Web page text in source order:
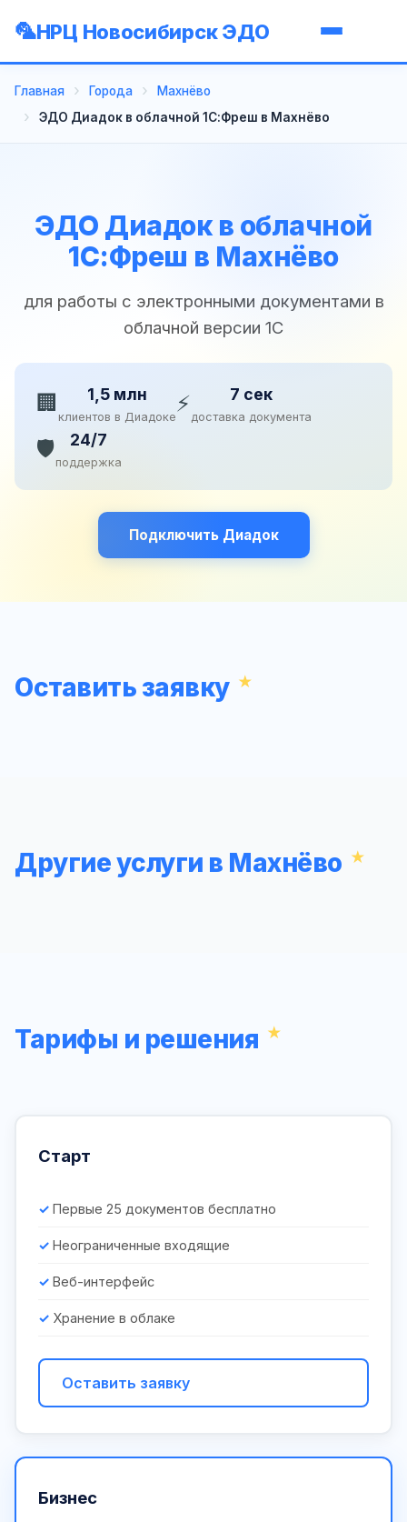
НРЦ Новосибирск ЭДО
Главная Города
Махнёво
ЭДО Диадок в облачной 1С:Фреш в Махнёво
ЭДО Диадок в облачной
1С:Фреш в Махнёво
для работы с электронными документами в
облачной версии 1С
🏢 1,5 млн
клиентов в Диадоке⚡ 7 сек
доставка документа
🛡️ 24/7
поддержка
Подключить Диадок
Оставить заявку
Другие услуги в Махнёво
Тарифы и решения
Старт
Первые 25 документов бесплатно
Неограниченные входящие
Веб-интерфейс
Хранение в облаке
Оставить заявку
Бизнес